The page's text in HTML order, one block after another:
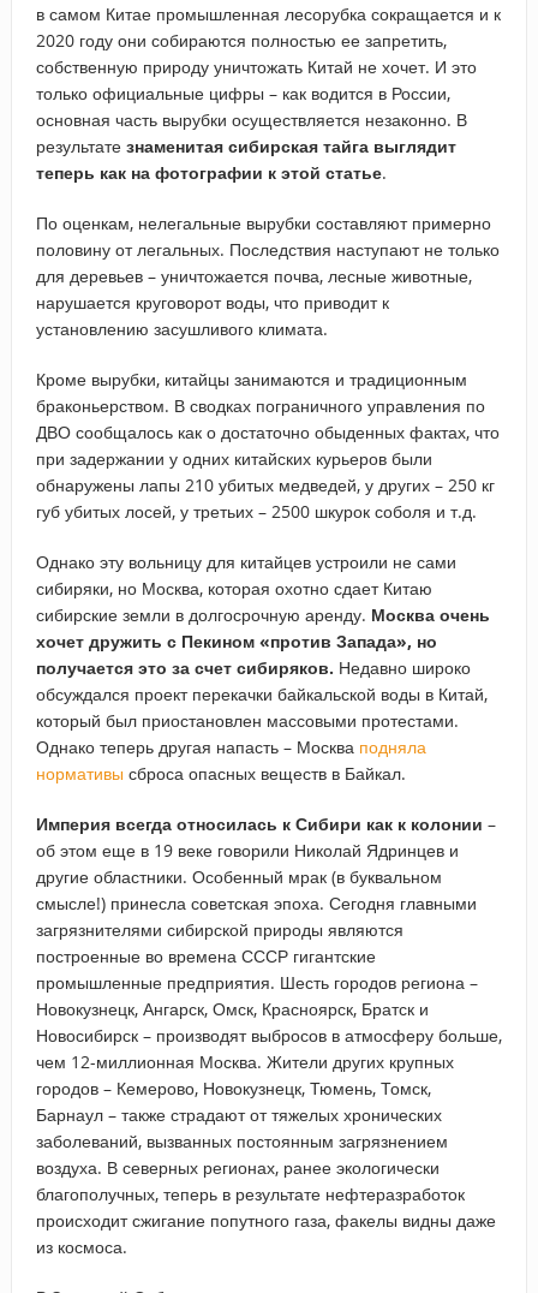
в самом Китае промышленная лесорубка сокращается и к
2020 году они собираются полностью ее запретить,
собственную природу уничтожать Китай не хочет. И это
только официальные цифры – как водится в России,
основная часть вырубки осуществляется незаконно. В
результате знаменитая сибирская тайга выглядит
теперь как на фотографии к этой статье.
По оценкам, нелегальные вырубки составляют примерно
половину от легальных. Последствия наступают не только
для деревьев – уничтожается почва, лесные животные,
нарушается круговорот воды, что приводит к
установлению засушливого климата.
Кроме вырубки, китайцы занимаются и традиционным
браконьерством. В сводках пограничного управления по
ДВО сообщалось как о достаточно обыденных фактах, что
при задержании у одних китайских курьеров были
обнаружены лапы 210 убитых медведей, у других – 250 кг
губ убитых лосей, у третьих – 2500 шкурок соболя и т.д.
Однако эту вольницу для китайцев устроили не сами
сибиряки, но Москва, которая охотно сдает Китаю
сибирские земли в долгосрочную аренду. Москва очень
хочет дружить с Пекином «против Запада», но
получается это за счет сибиряков. Недавно широко
обсуждался проект перекачки байкальской воды в Китай,
который был приостановлен массовыми протестами.
Однако теперь другая напасть – Москва подняла
нормативы сброса опасных веществ в Байкал.
Империя всегда относилась к Сибири как к колонии –
об этом еще в 19 веке говорили Николай Ядринцев и
другие областники. Особенный мрак (в буквальном
смысле!) принесла советская эпоха. Сегодня главными
загрязнителями сибирской природы являются
построенные во времена СССР гигантские
промышленные предприятия. Шесть городов региона –
Новокузнецк, Ангарск, Омск, Красноярск, Братск и
Новосибирск – производят выбросов в атмосферу больше,
чем 12-миллионная Москва. Жители других крупных
городов – Кемерово, Новокузнецк, Тюмень, Томск,
Барнаул – также страдают от тяжелых хронических
заболеваний, вызванных постоянным загрязнением
воздуха. В северных регионах, ранее экологически
благополучных, теперь в результате нефтеразработок
происходит сжигание попутного газа, факелы видны даже
из космоса.